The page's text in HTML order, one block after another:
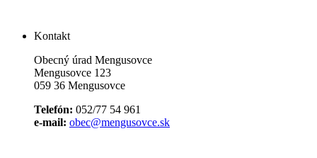
Kontakt
Obecný úrad Mengusovce
Mengusovce 123
059 36 Mengusovce
Telefón: 052/77 54 961
e-mail: obec@mengusovce.sk